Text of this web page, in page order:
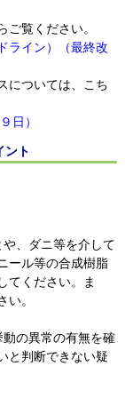
覧ください。
ライン）（最終改
については、こち
日）
ント
、ダニ等を介して
ール等の合成樹脂
てください。ま
。
の異常の有無を確
と判断できない疑